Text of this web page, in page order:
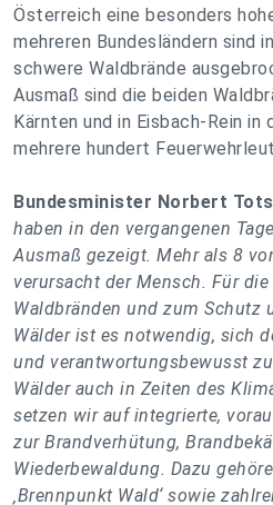
Österreich eine besonders
mehreren Bundesländern sind
schwere Waldbrände
Ausmaß sind die beiden
Kärnten und in Eisbach-Rein in
mehrere hundert
Bundesminister Norbert
haben in den vergangenen
Ausmaß gezeigt. Mehr als 8
verursacht der Mensch. Für
Waldbränden und zum Schutz
Wälder ist es notwendig, sich
und verantwortungsbewusst
Wälder auch in Zeiten des
setzen wir auf integrierte,
zur Brandverhütung,
Wiederbewaldung. Dazu
‚Brennpunkt Wald‘ sowie